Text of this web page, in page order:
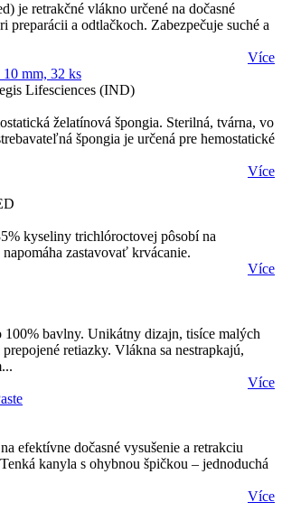
je retrakčné vlákno určené na dočasné
preparácii a odtlačkoch. Zabezpečuje suché a
Více
mm, 32 ks
Lifesciences (IND)
želatínová špongia. Sterilná, tvárna, vo
špongia je určená pre hemostatické
Více
kyseliny trichlóroctovej pôsobí na
zastavovať krvácanie.
Více
100% bavlny. Unikátny dizajn, tisíce malých
retiazky. Vlákna sa nestrapkajú,
Více
efektívne dočasné vysušenie a retrakciu
kanyla s ohybnou špičkou – jednoduchá
Více